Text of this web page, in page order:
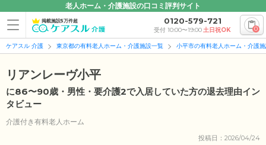
老人ホーム・介護施設の口コミ評判サイト
掲載施設5万件超 0120-579-721
受付 10:00〜19:00土日祝OK 0
ケアスル 介護 東京都の有料老人ホーム・介護施設一覧 小平市の有料老人ホーム・介護
リアンレーヴ小平
に86〜90歳・男性・要介護2で入居していた方の退去理由イン
タビュー
介護付き有料老人ホーム
投稿日：2026/04/24